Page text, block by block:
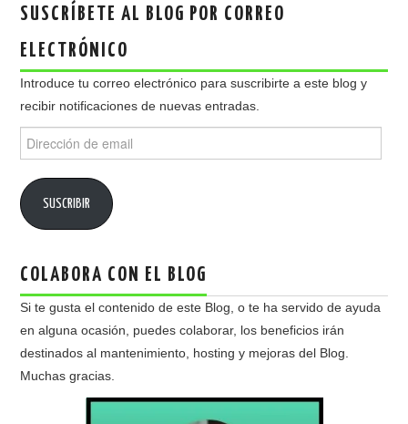
SUSCRÍBETE AL BLOG POR CORREO
ELECTRÓNICO
Introduce tu correo electrónico para suscribirte a este blog y
recibir notificaciones de nuevas entradas.
de
SUSCRIBIR
COLABORA CON EL BLOG
Si te gusta el contenido de este Blog, o te ha servido de ayuda
en alguna ocasión, puedes colaborar, los beneficios irán
destinados al mantenimiento, hosting y mejoras del Blog.
Muchas gracias.